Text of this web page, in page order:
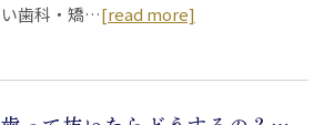
い歯科・矯…[read more]